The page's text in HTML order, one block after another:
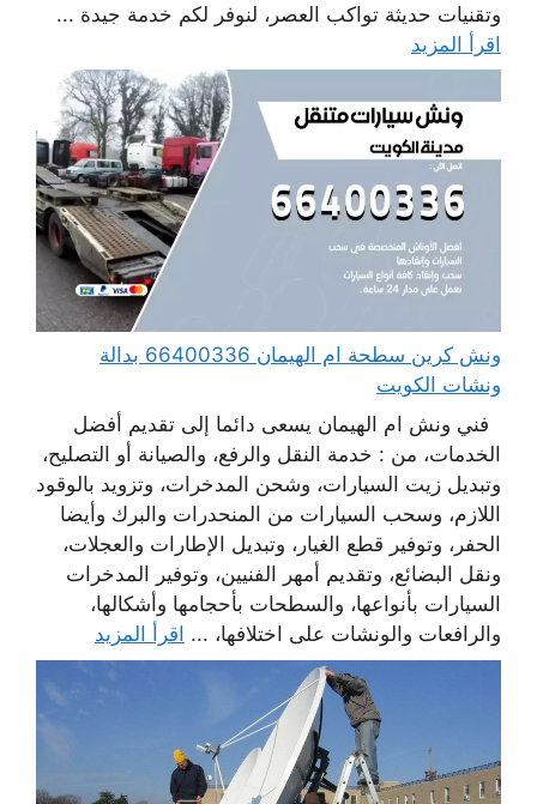
وتقنيات حديثة تواكب العصر، لنوفر لكم خدمة جيدة ...
اقرأ المزيد
ونش كرين سطحة ام الهيمان 66400336 بدالة
ونشات الكويت
فني ونش ام الهيمان يسعى دائما إلى تقديم أفضل
الخدمات، من : خدمة النقل والرفع، والصيانة أو التصليح،
وتبديل زيت السيارات، وشحن المدخرات، وتزويد بالوقود
اللازم، وسحب السيارات من المنحدرات والبرك وأيضا
الحفر، وتوفير قطع الغيار، وتبديل الإطارات والعجلات،
ونقل البضائع، وتقديم أمهر الفنيين، وتوفير المدخرات
السيارات بأنواعها، والسطحات بأحجامها وأشكالها،
والرافعات والونشات على اختلافها، ... اقرأ المزيد